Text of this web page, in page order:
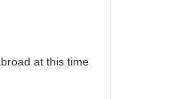
at this time